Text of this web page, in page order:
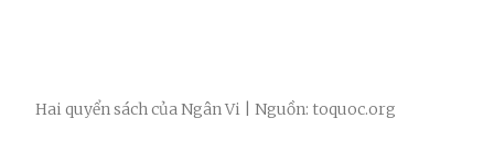
Hai quyển sách của Ngân Vi | Nguồn: toquoc.org